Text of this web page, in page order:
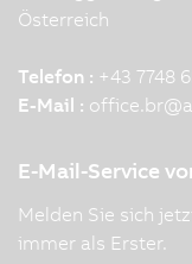
Österreich
Telefon : +43 7748
E-Mail : office.br@
E-Mail-Service
Melden Sie sich
immer als Erster.